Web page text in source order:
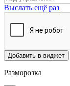
Выслать ещё раз
Добавить в виджет
Разморозка